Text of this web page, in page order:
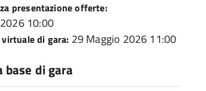
presentazione offerte:
10:00
di gara: 29 Maggio 2026 11:00
di gara